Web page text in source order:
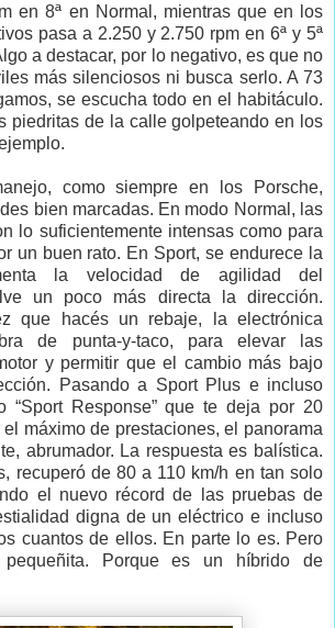
en 8ª en Normal, mientras que en los
pasa a 2.250 y 2.750 rpm en 6ª y 5ª
a destacar, por lo negativo, es que no
más silenciosos ni busca serlo. A 73
se escucha todo en el habitáculo.
piedritas de la calle golpeteando en los
como siempre en los Porsche,
bien marcadas. En modo Normal, las
lo suficientemente intensas como para
un buen rato. En Sport, se endurece la
la velocidad de agilidad del
un poco más directa la dirección.
que hacés un rebaje, la electrónica
de punta-y-taco, para elevar las
y permitir que el cambio más bajo
Pasando a Sport Plus e incluso
“Sport Response” que te deja por 20
máximo de prestaciones, el panorama
abrumador. La respuesta es balística.
recuperó de 80 a 110 km/h en tan solo
el nuevo récord de las pruebas de
digna de un eléctrico e incluso
cuantos de ellos. En parte lo es. Pero
Porque es un híbrido de